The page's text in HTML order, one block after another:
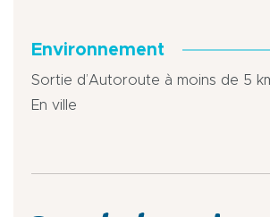
Environnement
Sortie d’Autoroute à moins de 5
En ville